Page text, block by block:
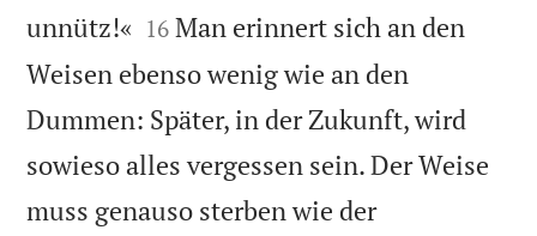
unnütz!« 

16 Man erinnert sich an den
Weisen ebenso wenig wie an den
Dummen: Später, in der Zukunft, wird
sowieso alles vergessen sein. Der Weise
muss genauso sterben wie der